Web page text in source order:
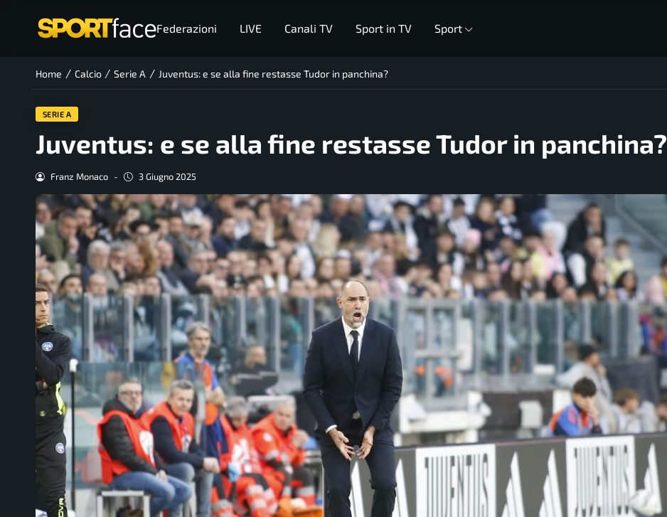
Federazioni LIVE Canali TV Sport in TV Sport
Home / Calcio / Serie A / Juventus: e se alla fine restasse Tudor in panchina?
SERIE A
Juventus: e se alla fine restasse Tudor in panchina?
Franz Monaco - 3 Giugno 2025